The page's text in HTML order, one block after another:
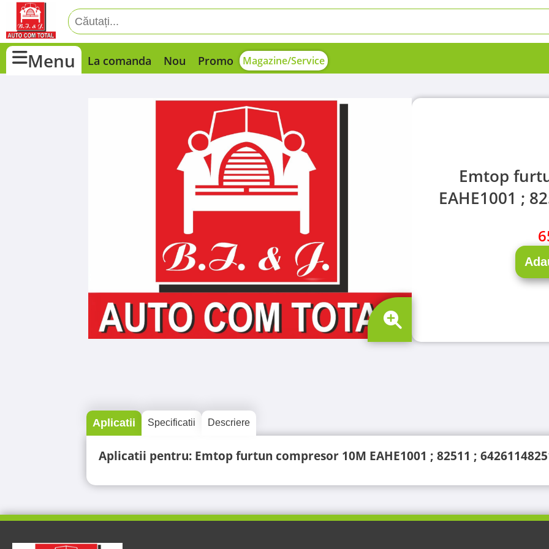
Menu La comanda Nou Promo Magazine/Service
Emtop
EAHE1001 ;
Aplicatii Specificatii Descriere
Aplicatii pentru: Emtop furtun compresor 10M EAHE1001 ; 82511 ;